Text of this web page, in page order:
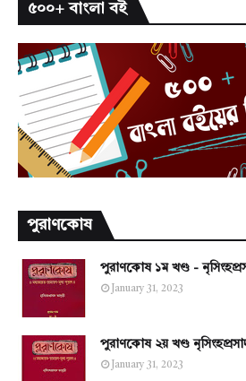
৫০০+ বাংলা বই
পুরাণকোষ
পুরাণকোষ ১ম খণ্ড -
January 31, 2023
পুরাণকোষ ২য় খণ্ড
January 31, 2023